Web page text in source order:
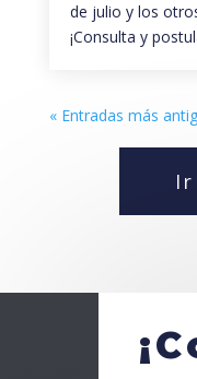
de julio y los
¡Consulta y
« Entradas más